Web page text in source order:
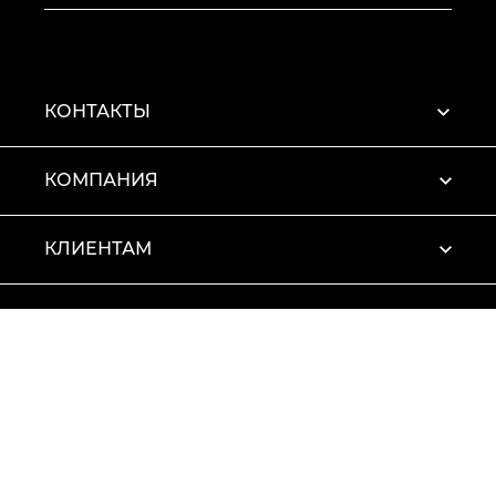
КОНТАКТЫ
КОМПАНИЯ
КЛИЕНТАМ